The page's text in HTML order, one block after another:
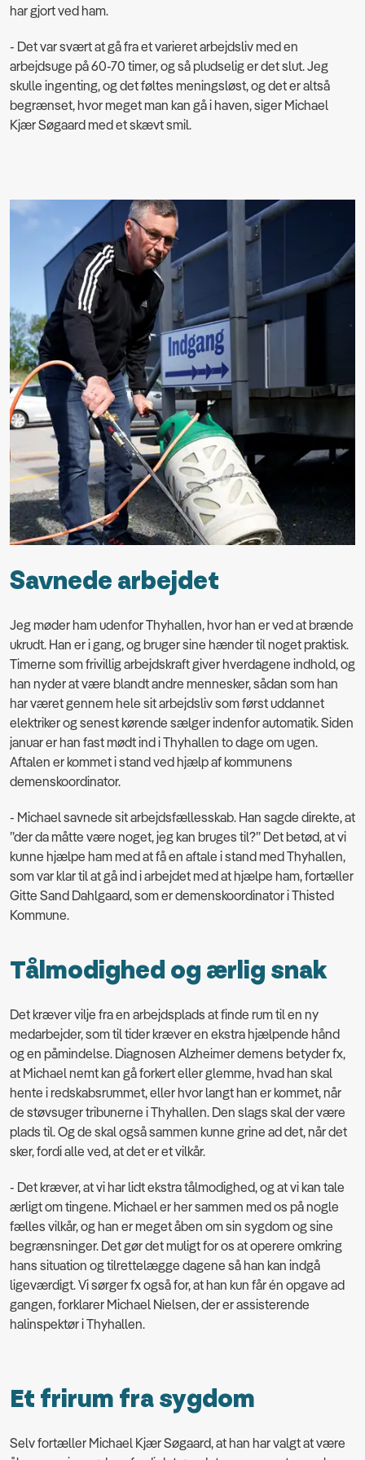
har gjort ved ham.
- Det var svært at gå fra et varieret arbejdsliv med en
arbejdsuge på 60-70 timer, og så pludselig er det slut. Jeg
skulle ingenting, og det føltes meningsløst, og det er altså
begrænset, hvor meget man kan gå i haven, siger Michael
Kjær Søgaard med et skævt smil.
Savnede arbejdet
Jeg møder ham udenfor Thyhallen, hvor han er ved at brænde
ukrudt. Han er i gang, og bruger sine hænder til noget praktisk.
Timerne som frivillig arbejdskraft giver hverdagene indhold, og
han nyder at være blandt andre mennesker, sådan som han
har været gennem hele sit arbejdsliv som først uddannet
elektriker og senest kørende sælger indenfor automatik. Siden
januar er han fast mødt ind i Thyhallen to dage om ugen.
Aftalen er kommet i stand ved hjælp af kommunens
demenskoordinator.
- Michael savnede sit arbejdsfællesskab. Han sagde direkte, at
”der da måtte være noget, jeg kan bruges til?” Det betød, at vi
kunne hjælpe ham med at få en aftale i stand med Thyhallen,
som var klar til at gå ind i arbejdet med at hjælpe ham, fortæller
Gitte Sand Dahlgaard, som er demenskoordinator i Thisted
Kommune.
Tålmodighed og ærlig snak
Det kræver vilje fra en arbejdsplads at finde rum til en ny
medarbejder, som til tider kræver en ekstra hjælpende hånd
og en påmindelse. Diagnosen Alzheimer demens betyder fx,
at Michael nemt kan gå forkert eller glemme, hvad han skal
hente i redskabsrummet, eller hvor langt han er kommet, når
de støvsuger tribunerne i Thyhallen. Den slags skal der være
plads til. Og de skal også sammen kunne grine ad det, når det
sker, fordi alle ved, at det er et vilkår.
- Det kræver, at vi har lidt ekstra tålmodighed, og at vi kan tale
ærligt om tingene. Michael er her sammen med os på nogle
fælles vilkår, og han er meget åben om sin sygdom og sine
begrænsninger. Det gør det muligt for os at operere omkring
hans situation og tilrettelægge dagene så han kan indgå
ligeværdigt. Vi sørger fx også for, at han kun får én opgave ad
gangen, forklarer Michael Nielsen, der er assisterende
halinspektør i Thyhallen.
Et frirum fra sygdom
Selv fortæller Michael Kjær Søgaard, at han har valgt at være